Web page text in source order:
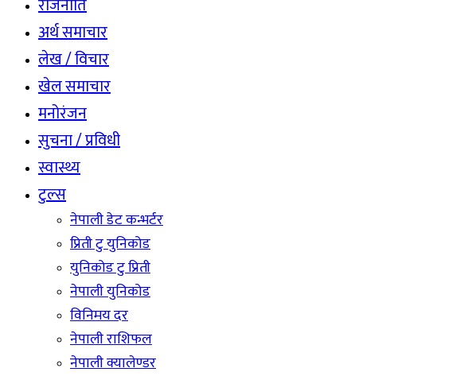
राजनीति
अर्थ समाचार
लेख / विचार
खेल समाचार
मनोरंजन
सुचना / प्रविधी
स्वास्थ्य
टुल्स
नेपाली डेट कन्भर्टर
प्रिती टु युनिकोड
युनिकोड टु प्रिती
नेपाली युनिकोड
विनिमय दर
नेपाली राशिफल
नेपाली क्यालेण्डर